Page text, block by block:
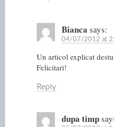
Bianca says:
04/07/2012 at
Un articol explicat
Felicitari!
Reply
dupa timp